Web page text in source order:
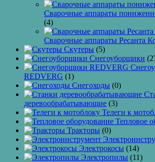
Сварочные аппараты
(4)
Сварочные аппараты Ресанта
Скутеры (5)
Снегоуборщики
REDVERG (1)
Снегоходы (0)
деревообрабатывающие (3)
Телеги к
Тепловое
Тракторы (0)
Электрокосы (14)
Электропилы (11)